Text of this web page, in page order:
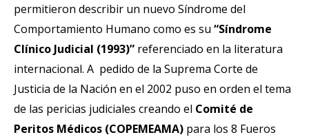
permitieron describir un nuevo Síndrome del
Comportamiento Humano como es su “Síndrome
Clínico Judicial (1993)” referenciado en la literatura
internacional. A pedido de la Suprema Corte de
Justicia de la Nación en el 2002 puso en orden el tema
de las pericias judiciales creando el Comité de
Peritos Médicos (COPEMEAMA) para los 8 Fueros